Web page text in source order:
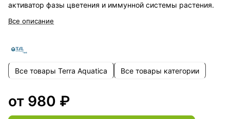
активатор фазы цветения и иммунной системы растения.
Все описание
Все товары Terra Aquatica Все товары категории
от 980 ₽